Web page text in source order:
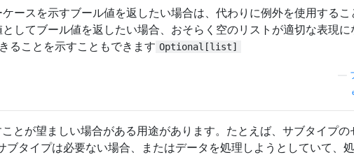
ースを示すブール値を返したい場合は、代わりに例外を使用するこ
してブール値を返したい場合、おそらく空のリストが適切な表現に
ることを示すこともできます Optional[list]
とが望ましい場合がある用途があります。たとえば、サブタイプの
ブタイプは必要ない場合、またはデータを処理しようとしていて、